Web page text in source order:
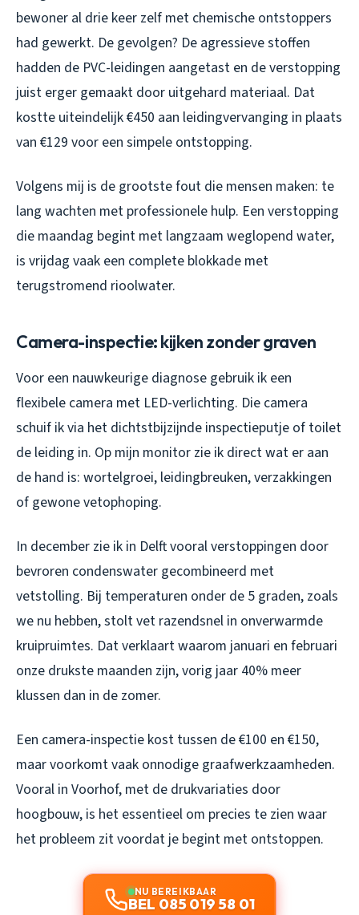
bewoner al drie keer zelf met chemische ontstoppers
had gewerkt. De gevolgen? De agressieve stoffen
hadden de PVC-leidingen aangetast en de verstopping
juist erger gemaakt door uitgehard materiaal. Dat
kostte uiteindelijk €450 aan leidingvervanging in plaats
van €129 voor een simpele ontstopping.
Volgens mij is de grootste fout die mensen maken: te
lang wachten met professionele hulp. Een verstopping
die maandag begint met langzaam weglopend water,
is vrijdag vaak een complete blokkade met
terugstromend rioolwater.
Camera-inspectie: kijken zonder graven
Voor een nauwkeurige diagnose gebruik ik een
flexibele camera met LED-verlichting. Die camera
schuif ik via het dichtstbijzijnde inspectieputje of toilet
de leiding in. Op mijn monitor zie ik direct wat er aan
de hand is: wortelgroei, leidingbreuken, verzakkingen
of gewone vetophoping.
In december zie ik in Delft vooral verstoppingen door
bevroren condenswater gecombineerd met
vetstolling. Bij temperaturen onder de 5 graden, zoals
we nu hebben, stolt vet razendsnel in onverwarmde
kruipruimtes. Dat verklaart waarom januari en februari
onze drukste maanden zijn, vorig jaar 40% meer
klussen dan in de zomer.
Een camera-inspectie kost tussen de €100 en €150,
maar voorkomt vaak onnodige graafwerkzaamheden.
Vooral in Voorhof, met de drukvariaties door
hoogbouw, is het essentieel om precies te zien waar
het probleem zit voordat je begint met ontstoppen.
NU BEREIKBAAR
BEL 085 019 58 01